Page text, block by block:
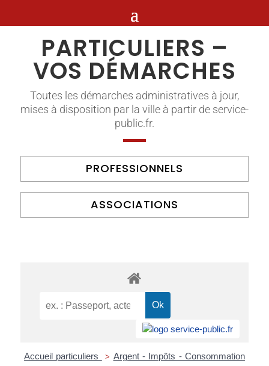
PARTICULIERS –
VOS DÉMARCHES
Toutes les démarches administratives à jour,
mises à disposition par la ville à partir de service-
public.fr.
PROFESSIONNELS
ASSOCIATIONS
Accueil particuliers > Argent - Impôts - Consommation